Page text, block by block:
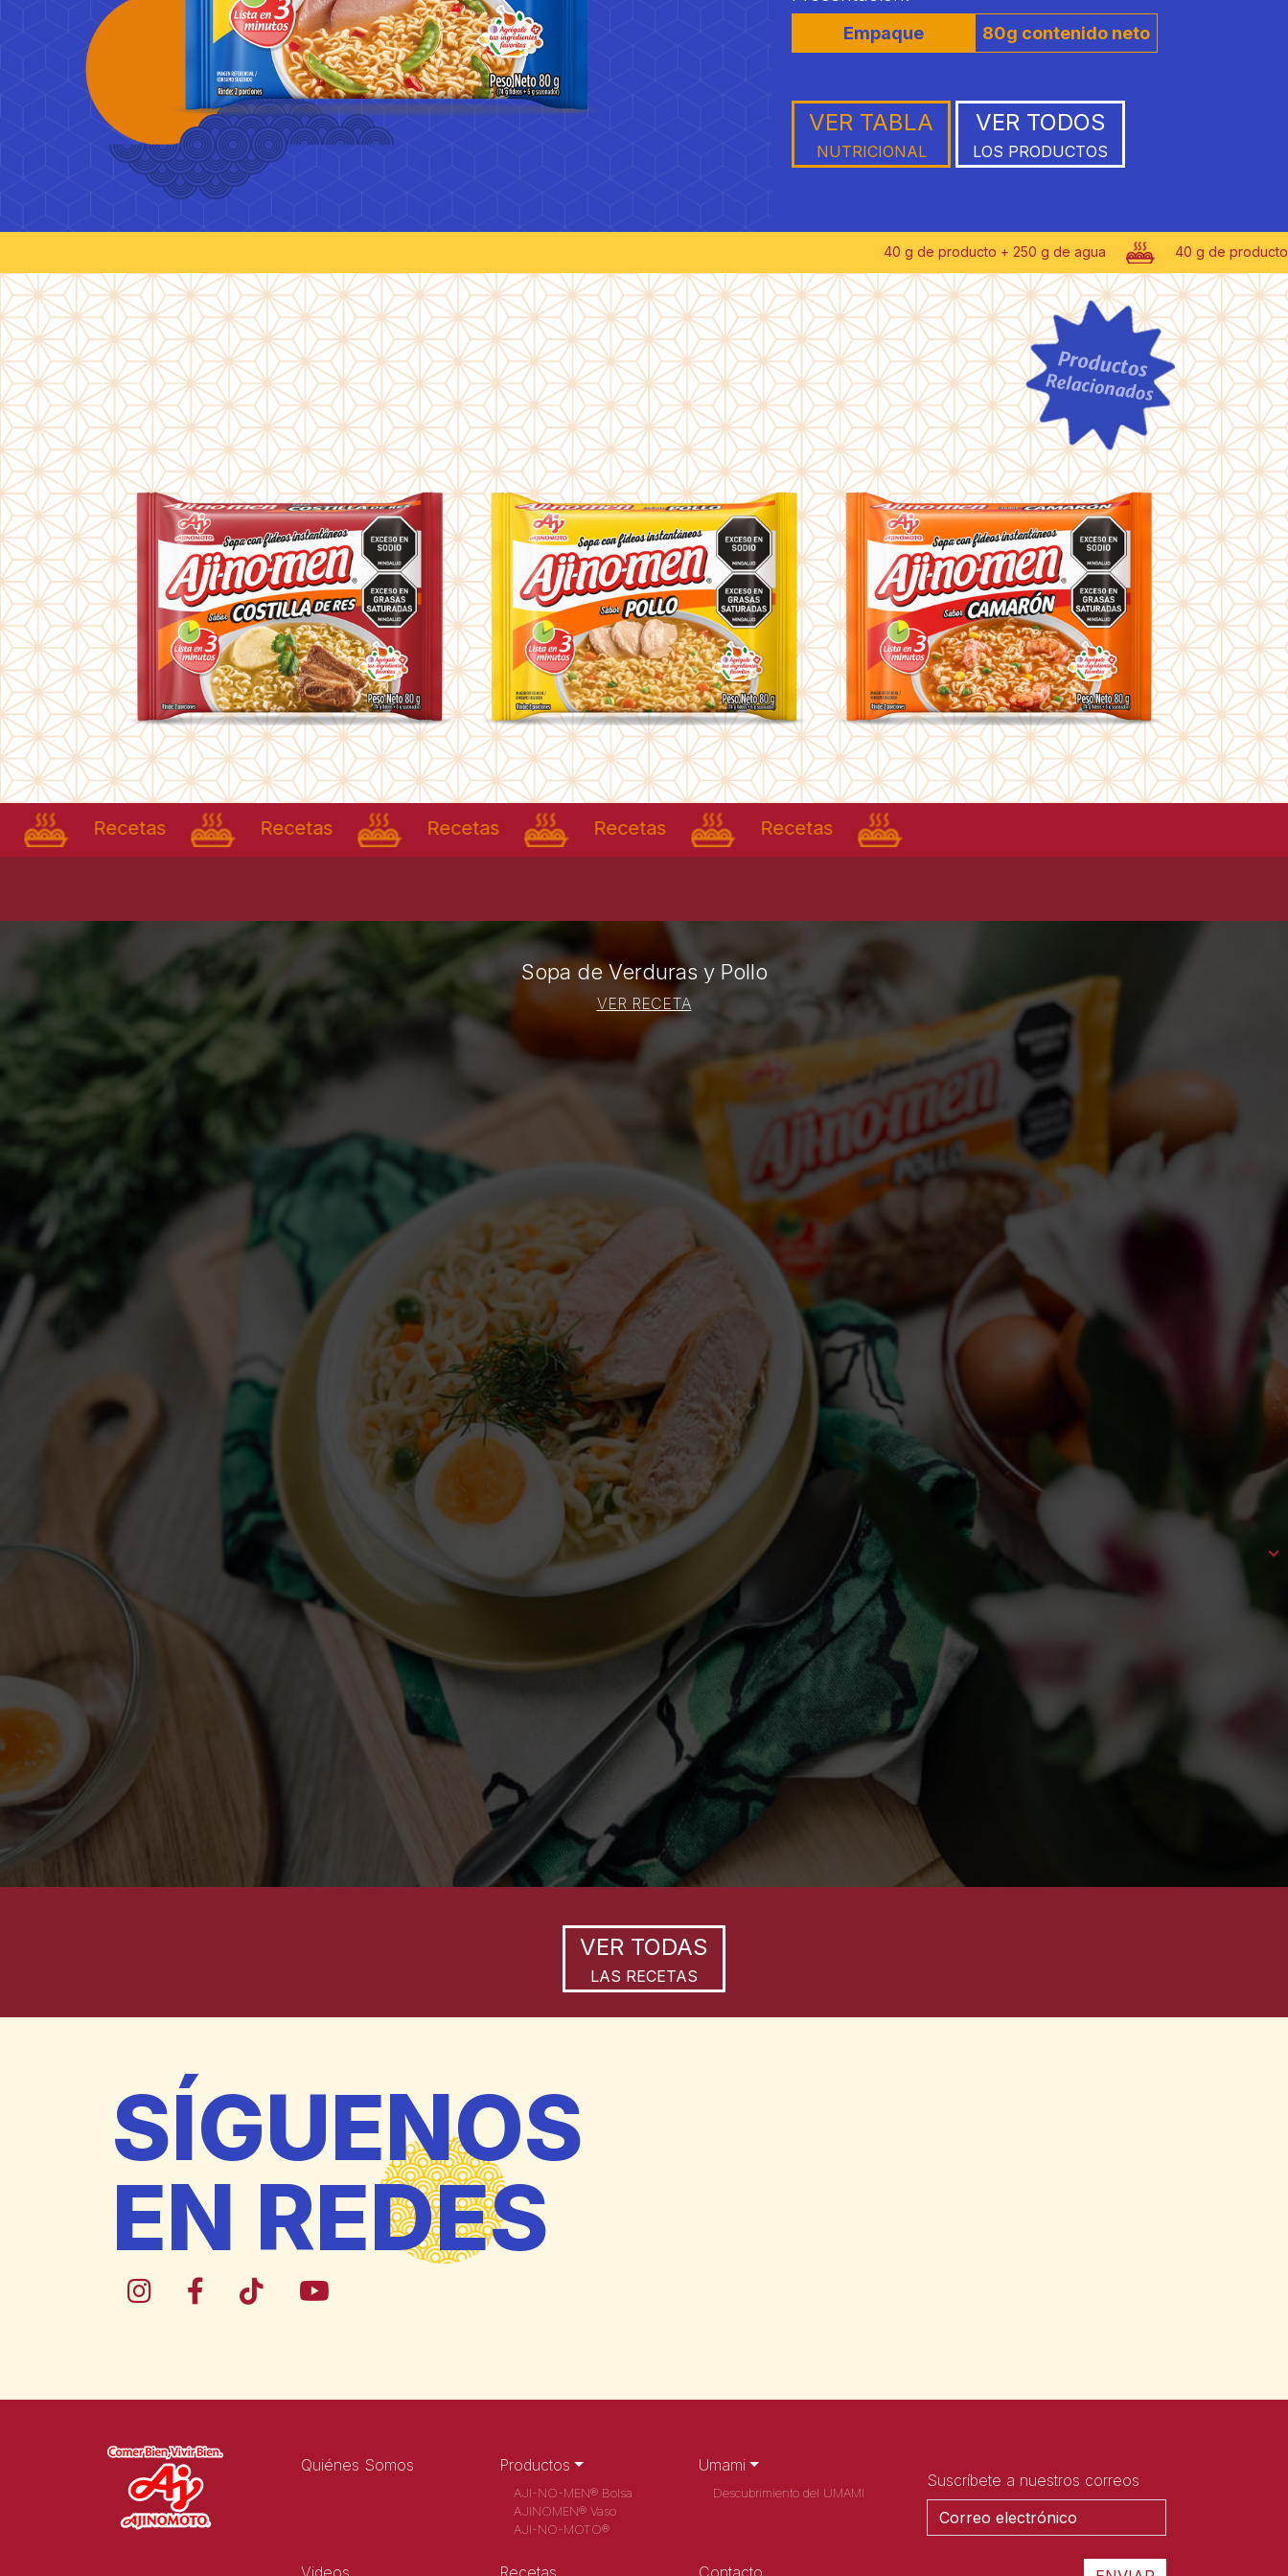
Empaque 80g contenido neto
VER TABLA
NUTRICIONAL
VER TODOS
LOS PRODUCTOS
40 g de producto + 250 g de agua 40 g de producto + 250 g de
Recetas Recetas Recetas Recetas Recetas Recetas
Sopa de Verduras y Pollo
VER RECETA
VER TODAS
LAS RECETAS
SÍGUENOS
EN REDES
Quiénes Somos Productos
AJI-NO-MEN® Bolsa
AJINOMEN® Vaso
AJI-NO-MOTO®
Umami
Descubrimiento del UMAMI
Videos Recetas Contacto
Suscríbete a nuestros correos